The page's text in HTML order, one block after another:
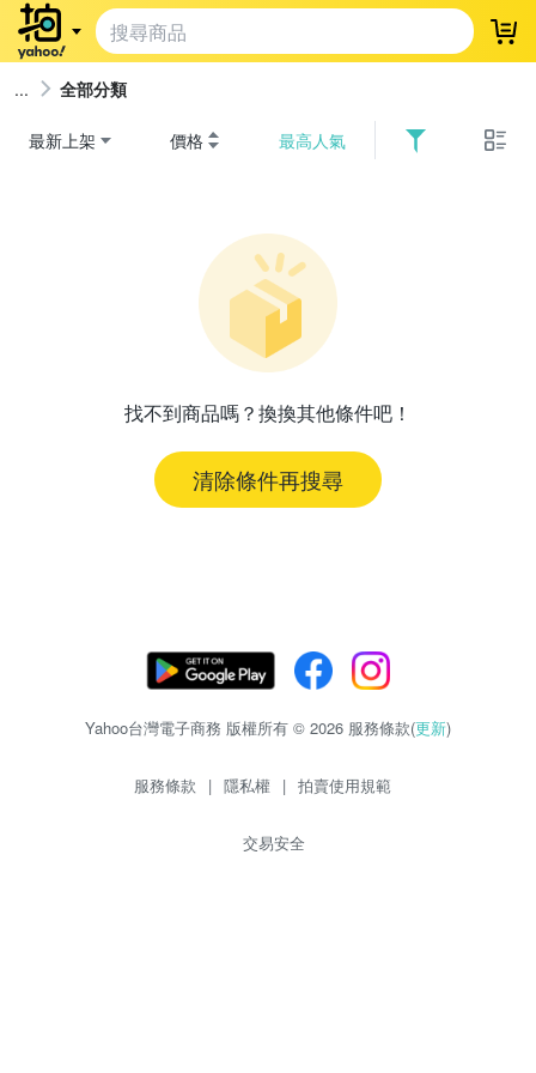
登
全部分類
最新上架 價格 最高人氣
找不到商品嗎？換換其他條件吧！
清除條件再搜尋
Yahoo台灣電子商務 版權所有 © 2026 服務條款(更新)
服務條款 | 隱私權 | 拍賣使用規範
交易安全